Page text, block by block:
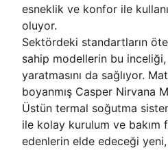
esneklik ve konfor ile
oluyor.
Sektördeki standartların
sahip modellerin bu
yaratmasını da sağlıyor.
boyanmış Casper Nirvana
Üstün termal soğutma
ile kolay kurulum ve bakım
edenlerin elde edeceği